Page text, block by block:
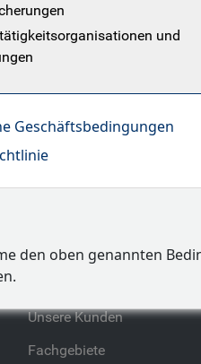
zu
die Formulierung
Natur und
Management im Jahr 2010
University of Guelph,
Unsere Kunden
Fachgebiete
und
Geschäftsbedingungen
den oben genannten